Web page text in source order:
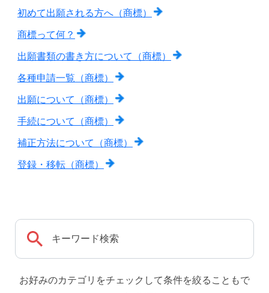
初めて出願される方へ（商標）
商標って何？
出願書類の書き方について（商標）
各種申請一覧（商標）
出願について（商標）
手続について（商標）
補正方法について（商標）
登録・移転（商標）
お好みのカテゴリをチェックして条件を絞ることもで